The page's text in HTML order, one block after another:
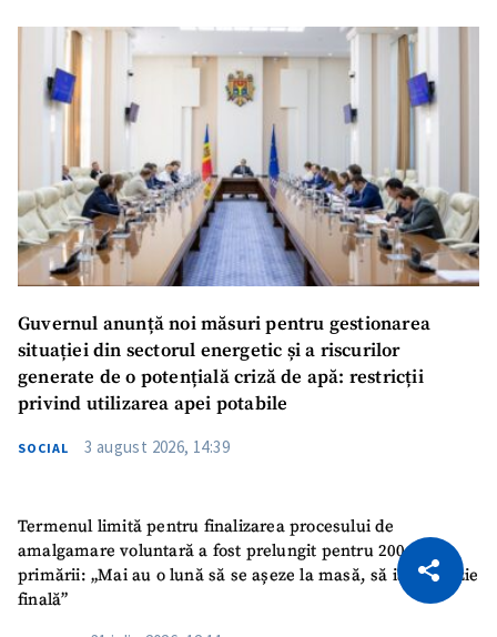
Copiază Link
Guvernul anunță noi măsuri pentru gestionarea
situației din sectorul energetic și a riscurilor
generate de o potențială criză de apă: restricții
privind utilizarea apei potabile
SOCIAL 3 august 2026, 14:39
Termenul limită pentru finalizarea procesului de
amalgamare voluntară a fost prelungit pentru 200 de
primării: „Mai au o lună să se așeze la masă, să ia o decizie
finală”
Citește articolul
CITEȘTE